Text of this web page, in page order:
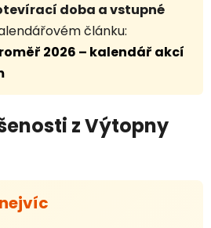
doba a vstupné
článku:
2026 – kalendář akcí
z Výtopny